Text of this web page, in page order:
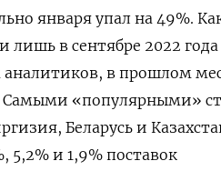
января упал на 49%.
лишь в сентябре 2022
аналитиков, в прошлом
Самыми «популярными»
Беларусь и
и 1,9% поставок